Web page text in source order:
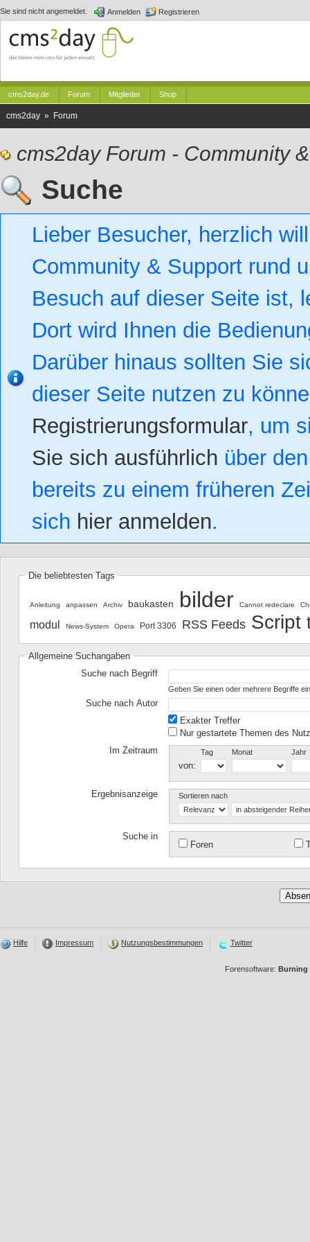
Sie sind nicht angemeldet. Anmelden Registrieren
cms2day.de Forum Mitglieder Shop
cms2day » Forum
cms2day Forum - Community
Suche
Lieber Besucher, herzlich
Community & Support rund
Besuch auf dieser Seite ist,
Dort wird Ihnen die
Darüber hinaus sollten Sie
dieser Seite nutzen zu
Registrierungsformular, um
Sie sich ausführlich über
bereits zu einem früheren
sich hier anmelden.
Die beliebtesten Tags
Anleitung anpassen Archiv baukasten bilder Cannot redeclare
modul News-System Opera Port 3306 RSS Feeds Script
Allgemeine Suchangaben
Suche nach Begriff
Geben Sie einen oder mehrere Begriffe
Suche nach Autor
Exakter Treffer
Nur gestartete Themen des
Im Zeitraum
von:
Tag Monat Jahr
Ergebnisanzeige Sortieren nach
Suche in
Foren
Hilfe Impressum Nutzungsbestimmungen Twitter
Forensoftware: Burning